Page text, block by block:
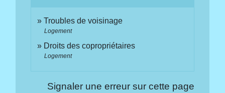
Troubles de voisinage
Logement
Droits des copropriétaires
Logement
Signaler une erreur sur cette page